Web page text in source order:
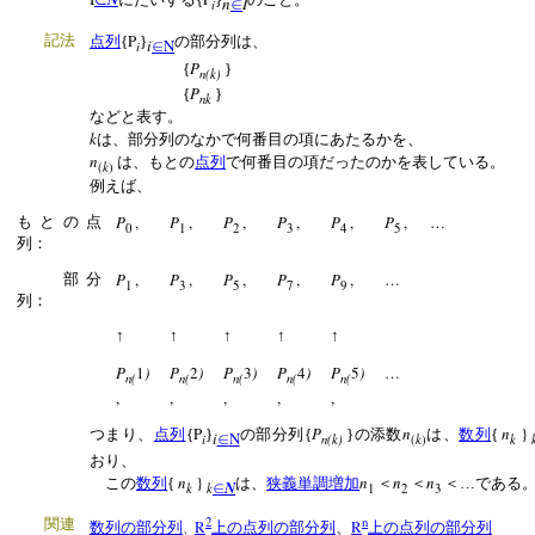
i ∈
記法 点列 {Pi}i∈Nの部分列は、
{Pn(k) }
{Pnk }
などと表す。
kは、部分列のなかで何番目の項にあたるかを、
n(k) は、もとの点列 で何番目の項だったのかを表している
例えば、
もとの点
列：
P0, P1 , P2 , P3 , P4 , P5 , …
部分
列：
P1 , P3 , P5 , P7 , P9 , …
↑ ↑ ↑ ↑ ↑
Pn(1)
,
Pn(2)
,
Pn(3)
,
Pn(4)
,
Pn(5)
,
…
つまり、 点列 {Pi}i∈Nの部分列{Pn(k) }の添数n(k)は、数列 { nk }
おり、
この数列 { nk } k∈Nは、 狭義単調増加n1 ＜ n2 ＜ n3 ＜…である。
関連 数列の部分列 、 R2上の点列の部分列 、 Rn上の点列の部分列